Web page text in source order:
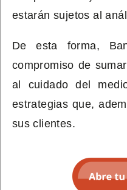
estarán sujetos al
De esta forma,
compromiso de
al cuidado del
estrategias que,
sus clientes.